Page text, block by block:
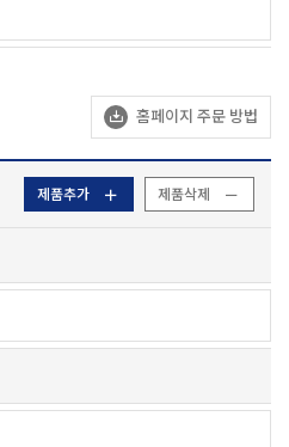
홈페이지 주문 방법
제품추가 제품삭제